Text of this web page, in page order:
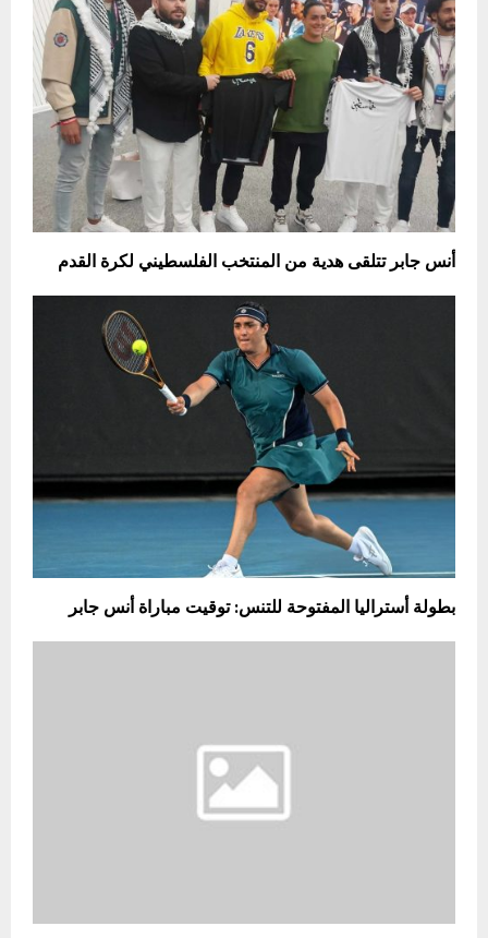
أنس جابر تتلقى هدية من المنتخب الفلسطيني لكرة القدم
بطولة أستراليا المفتوحة للتنس: توقيت مباراة أنس جابر